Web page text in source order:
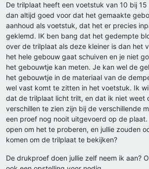
De trilplaat heeft een voetstuk van 10 bij
dan altijd goed voor dat het gemaakte
aanhoud als voetstuk, dat het er precies
geklemd. IK ben bang dat het gedempte
over de trilplaat als deze kleiner is dan het
het hele gebouw gaat schuiven en je niet
het gebouwtje kan meten. Je kan wel de
het gebouwtje in de materiaal van de
wel vast komt te zitten in het voetstuk. Ik
dat de trilplaat licht trilt, en dat ik niet weet
verschillen te zien zijn bij de verschillende
een proef nog nooit uitgevoerd op de
open om het te proberen, en jullie zouden
komen om de trilplaat te bekijken?
De drukproef doen jullie zelf neem ik aan?